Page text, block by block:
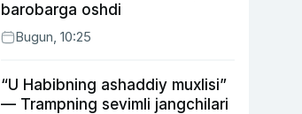
barobarga oshdi
Bugun, 10:25
“U Habibning ashaddiy muxlisi”
— Trampning sevimli jangchilari